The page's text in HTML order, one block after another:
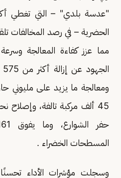
الحضرية – في رصد المخالفات
مما عزز كفاءة المعالجة
ومعالجة ما يزيد على مليوني
المسطحات الخضراء .
وسجلت مؤشرات الأداء